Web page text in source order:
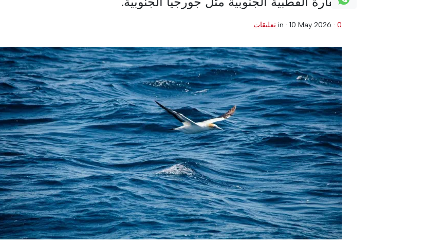
in · 10 May 2026 · 0 تعليقات